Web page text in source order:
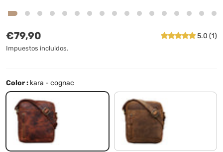
Precio normal
€79,90
Impuestos incluidos.
5.0 (1)
Color : kara - cognac
kara - cognac marrón - medio